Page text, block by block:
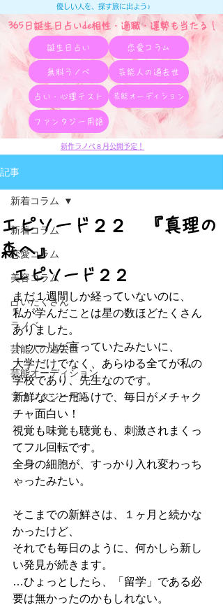
365日誕生日占いde相性・適職・​運勢も当たる！
優しい人を、探す旅に出よう♪
誕生日占い 恋愛コラム
無料ラノベ 芸能人の過去世
占い・心理テスト 芸能オーディション
ファンタジー用語
新作ラノベ８月公開予定！
記事
新着コラム
恋愛コラム
美容コラム
占いたくさん
ラノベ
芸能人の過去世
芸能オーディション
ファンタジー用語
新着コラム
エピソード２２ 『真理の
森へ』
エピソード２２
まだ１週間しか経っていないのに、
私が学んだことは星の数ほどたくさん
ありました。
トゥーリが言っていたみたいに、
大学だけでなく、あらゆる全てが私の
学校であり、先生なのです。
新鮮なことだらけで、毎日がメチャク
チャ面白い！
視覚も味覚も聴覚も、刺激されまくっ
てフル回転です。
全身の細胞が、すっかり入れ変わっち
ゃったみたい。
そこまでの新鮮さは、１ヶ月と続かな
かったけど、
それでも毎日のように、何かしら新し
い発見が続きます。
…ひょっとしたら、「留学」である必
要は無かったのかもしれない。